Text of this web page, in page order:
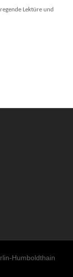
Lektüre und
Humboldthain